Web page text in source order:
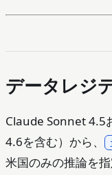
データレジ
Claude Sonnet 4.5
4.6を含む）から、
米国のみの推論を